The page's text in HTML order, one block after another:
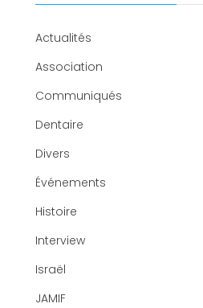
Actualités
Association
Communiqués
Dentaire
Divers
Événements
Histoire
Interview
Israël
JAMIF